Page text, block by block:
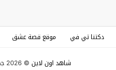
دكتنا تي في موقع قصة عشق
شاهد اون لاين © 2026 جميع الحقوق محفوظة.